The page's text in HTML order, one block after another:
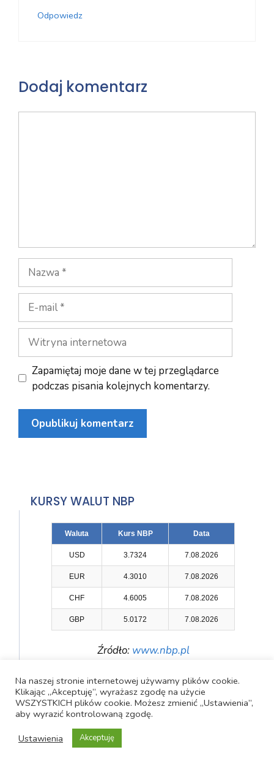
Odpowiedz
Dodaj komentarz
Nazwa
mail
Witryna
internetowa
Zapamiętaj moje dane w tej przeglądarce
podczas pisania kolejnych komentarzy.
KURSY WALUT NBP
Waluta Kurs NBP Data
USD 3.7324 7.08.2026
EUR 4.3010 7.08.2026
CHF 4.6005 7.08.2026
GBP 5.0172 7.08.2026
Źródło: www.nbp.pl
NOWE ARTYKUŁY
Na naszej stronie internetowej używamy plików cookie.
Klikając „Akceptuję”, wyrażasz zgodę na użycie
WSZYSTKICH plików cookie. Możesz zmienić „Ustawienia”,
aby wyrazić kontrolowaną zgodę.
Ustawienia
Akceptuję